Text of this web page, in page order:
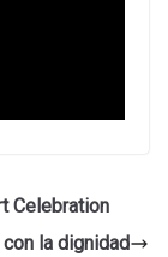
Celebration
con la dignidad